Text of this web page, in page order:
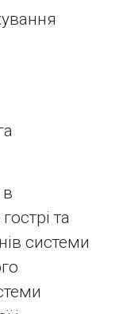
гострі та
системи